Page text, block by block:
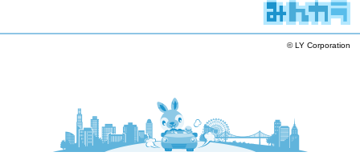
© LY Corporation